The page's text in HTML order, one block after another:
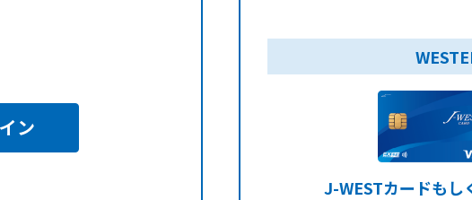
ン
J-WESTカードもし